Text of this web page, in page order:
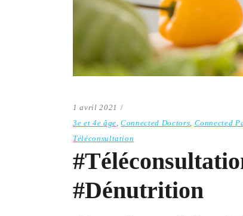
1 avril 2021
3e et 4e âge ,Connected Doctors Connected
Téléconsultation
#Dénutrition